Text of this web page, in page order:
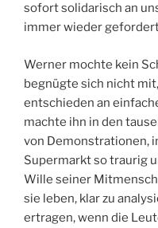
sofort solidarisch an
immer wieder
Werner mochte kein
begnügte sich nicht
entschieden an
machte ihn in den
von Demonstrationen,
Supermarkt so traurig
Wille seiner
sie leben, klar zu
ertragen, wenn die